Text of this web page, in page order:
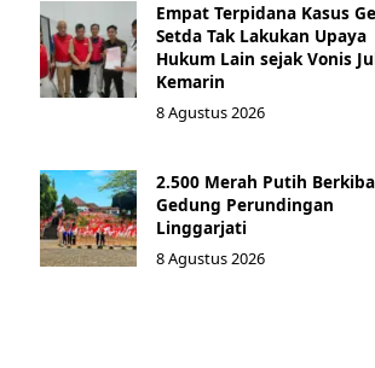
Empat Terpidana Kasus
Setda Tak Lakukan Upaya
Hukum Lain sejak Vonis
Kemarin
8 Agustus 2026
2.500 Merah Putih
Gedung Perundingan
Linggarjati
8 Agustus 2026